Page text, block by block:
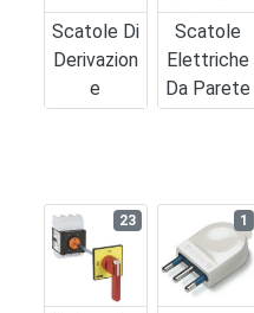
Scatole Di
Derivazion
E
Scatole
Elettriche
Da Parete
23 1